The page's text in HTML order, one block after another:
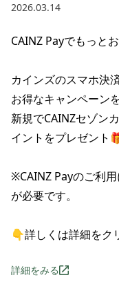
2026.03.14
CAINZ Payでもっと
カインズのスマホ決
お得なキャンペーン
新規で​CAINZセゾン
イントを​プレゼント
※CAINZ Payの​ご利
が​必要です。
👇詳しくは詳細をク
詳細をみる